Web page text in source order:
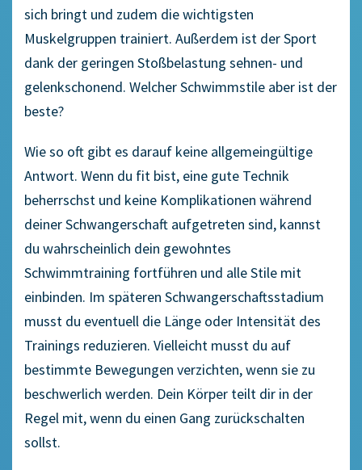
sich bringt und zudem die wichtigsten
Muskelgruppen trainiert. Außerdem ist der Sport
dank der geringen Stoßbelastung sehnen- und
gelenkschonend. Welcher Schwimmstile aber ist der
beste?
Wie so oft gibt es darauf keine allgemeingültige
Antwort. Wenn du fit bist, eine gute Technik
beherrschst und keine Komplikationen während
deiner Schwangerschaft aufgetreten sind, kannst
du wahrscheinlich dein gewohntes
Schwimmtraining fortführen und alle Stile mit
einbinden. Im späteren Schwangerschaftsstadium
musst du eventuell die Länge oder Intensität des
Trainings reduzieren. Vielleicht musst du auf
bestimmte Bewegungen verzichten, wenn sie zu
beschwerlich werden. Dein Körper teilt dir in der
Regel mit, wenn du einen Gang zurückschalten
sollst.